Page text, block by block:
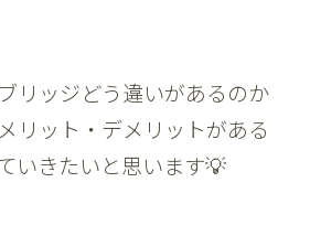
リッジどう違いがあるのか
リット・デメリットがある
いきたいと思います💡